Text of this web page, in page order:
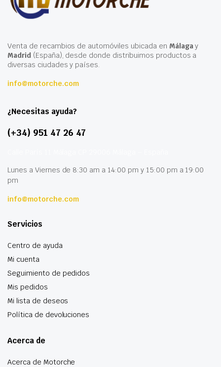
Venta de recambios de automóviles ubicada en Málagay
Madrid(España), desde donde distribuimos productos a
diversas ciudades y países.
info@motorche.com
¿Necesitas ayuda?
(+34) 951 47 26 47
Lunes a Viernes de 8:30 am a 14:00 pm y 15:00 pm a 19:00
pm
info@motorche.com
Servicios
Centro de ayuda
Mi cuenta
Seguimiento de pedidos
Mis pedidos
Mi lista de deseos
Política de devoluciones
Acerca de
Acerca de Motorche